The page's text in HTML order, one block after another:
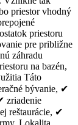
priestor vhodný
priestoru
pre približne
záhradu
na bazén,
Táto
bývanie, ✔
zriadenie
reštaurácie, ✔